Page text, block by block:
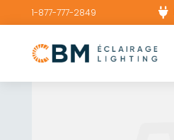
1-877-777-2849 